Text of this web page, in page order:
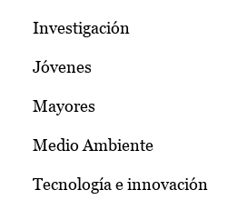
Investigación
Jóvenes
Mayores
Medio Ambiente
Tecnología e innovación